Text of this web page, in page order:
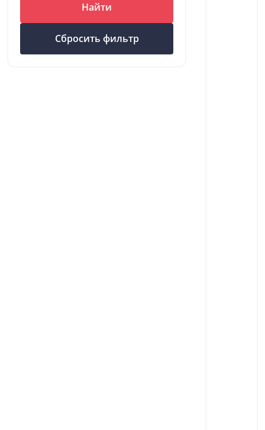
Найти
Сбросить фильтр